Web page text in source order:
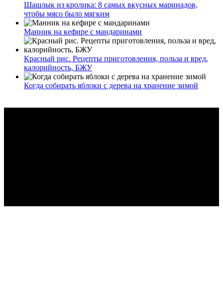
Шашлык из кролика: 8 самых вкусных маринадов,
чтобы мясо было мягким
Манник на кефире с мандаринами
Красный рис. Рецепты приготовления, польза и вред,
калорийность, БЖУ
Когда собирать яблоки с дерева на хранение зимой